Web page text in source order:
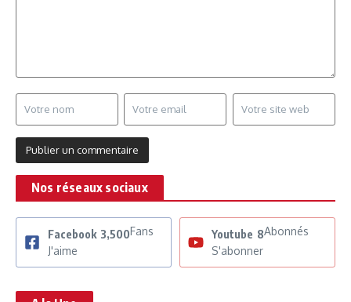
Nos réseaux sociaux
Facebook 3,500Fans
J'aime
Youtube 8Abonnés
S'abonner